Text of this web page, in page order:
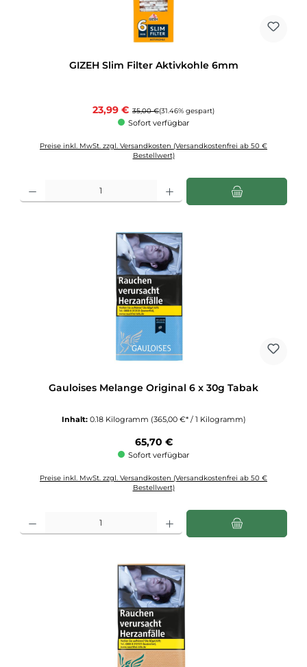
GIZEH Slim Filter Aktivkohle 6mm
Verkaufspreis:
23,99 € Regulärer Preis:
35,00 €(31.46% gespart)
Sofort verfügbar
Preise inkl. MwSt. zzgl. Versandkosten (Versandkostenfrei ab 50 €
Bestellwert)
Produkt Anzahl: Gib den gewünschten Wert ein oder benutze die Schaltflächen
Gauloises Melange Original 6 x 30g Tabak
Inhalt: 0.18 Kilogramm (365,00 €* / 1 Kilogramm)
Regulärer Preis:
65,70 €
Sofort verfügbar
Preise inkl. MwSt. zzgl. Versandkosten (Versandkostenfrei ab 50 €
Bestellwert)